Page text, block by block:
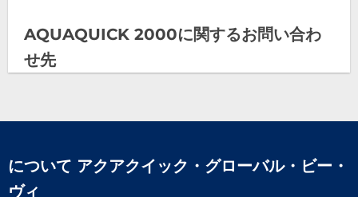
AQUAQUICK 2000に関するお問い合わ
せ先
について アクアクイック・グローバル・ビー・
ヴィ